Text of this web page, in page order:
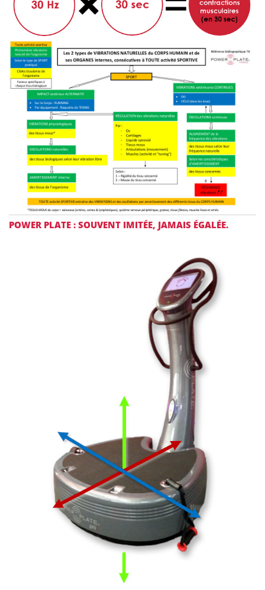
POWER PLATE : SOUVENT IMITÉE, JAMAIS ÉGALÉE.